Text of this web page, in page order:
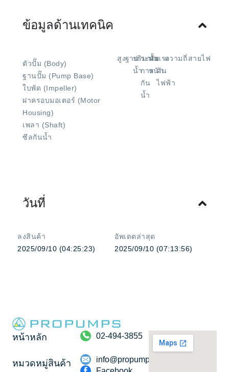
ข้อมูลด้านเทคนิค
ตัวปั๊ม (Body)
ฐานปั๊ม (Pump Base)
ใบพัด (Impeller)
ฝาครอบมอเตอร์ (Motor
Housing)
เพลา (Shaft)
ซีลกันน้ำ
สูงฐานปริมาณ
น้ำ
ระดับ
การ
กัน
น้ำ
น้ำ
หนัก
แรง
ดัน
ไฟฟ้า
ความถี่สายไฟ
วันที่
ลงสินค้า
2025/09/10 (04:25:23)
อัพเดตล่าสุด
2025/09/10 (07:13:56)
หน้าหลัก
หมวดหมู่สินค้า
02-494-3855
info@propumps.co.th